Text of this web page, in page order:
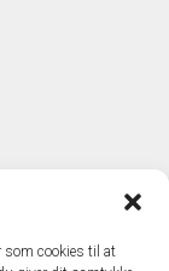
som cookies til at